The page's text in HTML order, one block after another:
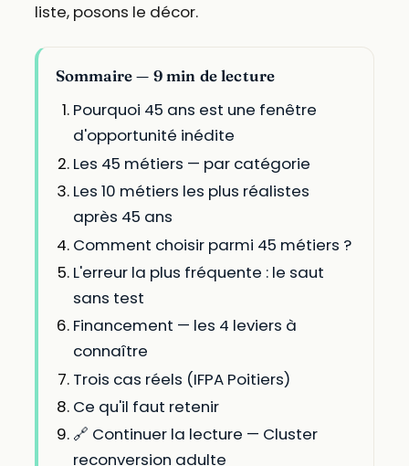
liste, posons le décor.
Sommaire — 9 min de lecture
Pourquoi 45 ans est une fenêtre
d'opportunité inédite
Les 45 métiers — par catégorie
Les 10 métiers les plus réalistes
après 45 ans
Comment choisir parmi 45 métiers ?
L'erreur la plus fréquente : le saut
sans test
Financement — les 4 leviers à
connaître
Trois cas réels (IFPA Poitiers)
Ce qu'il faut retenir
🔗 Continuer la lecture — Cluster
reconversion adulte